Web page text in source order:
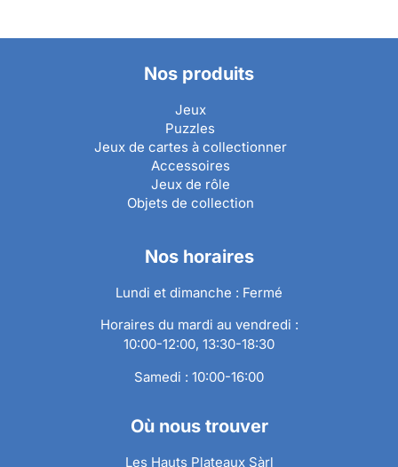
Nos produits
Jeux
Puzzles
Jeux de cartes à collectionner
Accessoires
Jeux de rôle
Objets de collection
Nos horaires
Lundi et dimanche : Fermé
Horaires du mardi au vendredi :
10:00-12:00, 13:30-18:30
Samedi : 10:00-16:00
Où nous trouver
Les Hauts Plateaux Sàrl